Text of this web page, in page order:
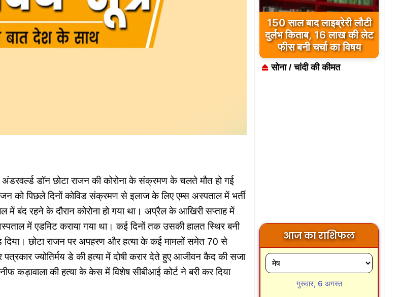
अंडरवर्ल्ड डॉन छोटा राजन की कोरोना के संक्रमण के चलते मौत हो गई
को पिछले दिनों कोविड संक्रमण से इलाज के लिए एम्स अस्पताल में भर्ती
में बंद रहने के दौरान कोरोना हो गया था। अप्रैल के आखिरी सप्ताह में
में एडमिट कराया गया था। कई दिनों तक उसकी हालत स्थिर बनी
छोटा राजन पर अपहरण और हत्या के कई मामलों समेत 70 से
ज्योतिर्मय डे की हत्या में दोषी करार देते हुए आजीवन कैद की सजा
कड़ावाला की हत्या के केस में विशेष सीबीआई कोर्ट ने बरी कर दिया
150 साल बाद लाइब्रेरी लौटी
दुर्लभ किताब, 16 लाख की लेट
फीस बनी चर्चा का विषय
सोना / चांदी की कीमत
आज का राशिफल
गुरुवार, 6 अगस्त